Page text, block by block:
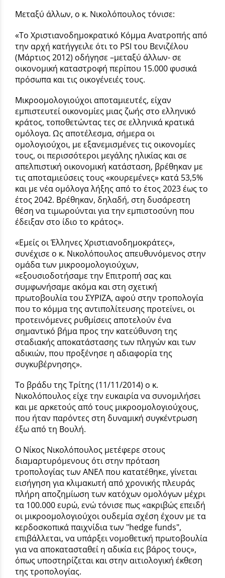
Μεταξύ άλλων, ο κ. Νικολόπουλος τόνισε:
«Το Χριστιανοδημοκρατικό Κόμμα Ανατροπής από
την αρχή κατήγγειλε ότι το PSI του Βενιζέλου
(Μάρτιος 2012) οδήγησε –μεταξύ άλλων- σε
οικονομική καταστροφή περίπου 15.000 φυσικά
πρόσωπα και τις οικογένειές τους.
Μικροομολογιούχοι αποταμιευτές, είχαν
εμπιστευτεί οικονομίες μιας ζωής στο ελληνικό
κράτος, τοποθετώντας τες σε ελληνικά κρατικά
ομόλογα. Ως αποτέλεσμα, σήμερα οι
ομολογιούχοι, με εξανεμισμένες τις οικονομίες
τους, οι περισσότεροι μεγάλης ηλικίας και σε
απελπιστική οικονομική κατάσταση, βρέθηκαν με
τις αποταμιεύσεις τους «κουρεμένες» κατά 53,5%
και με νέα ομόλογα λήξης από το έτος 2023 έως το
έτος 2042. Βρέθηκαν, δηλαδή, στη δυσάρεστη
θέση να τιμωρούνται για την εμπιστοσύνη που
έδειξαν στο ίδιο το κράτος».
«Εμείς οι Έλληνες Χριστιανοδημοκράτες»,
συνέχισε ο κ. Νικολόπουλος απευθυνόμενος στην
ομάδα των μικροομολογιούχων,
«εξουσιοδοτήσαμε την Επιτροπή σας και
συμφωνήσαμε ακόμα και στη σχετική
πρωτοβουλία του ΣΥΡΙΖΑ, αφού στην τροπολογία
που το κόμμα της αντιπολίτευσης προτείνει, οι
προτεινόμενες ρυθμίσεις αποτελούν ένα
σημαντικό βήμα προς την κατεύθυνση της
σταδιακής αποκατάστασης των πληγών και των
αδικιών, που προξένησε η αδιαφορία της
συγκυβέρνησης».
Το βράδυ της Τρίτης (11/11/2014) ο κ.
Νικολόπουλος είχε την ευκαιρία να συνομιλήσει
και με αρκετούς από τους μικροομολογιούχους,
που ήταν παρόντες στη δυναμική συγκέντρωση
έξω από τη Βουλή.
Ο Νίκος Νικολόπουλος μετέφερε στους
διαμαρτυρόμενους ότι στην πρόταση
τροπολογίας των ΑΝΕΛ που κατατέθηκε, γίνεται
εισήγηση για κλιμακωτή από χρονικής πλευράς
πλήρη αποζημίωση των κατόχων ομολόγων μέχρι
τα 100.000 ευρώ, ενώ τόνισε πως «ακριβώς επειδή
οι μικροομολογιούχοι ουδεμία σχέση έχουν με τα
κερδοσκοπικά παιχνίδια των "hedge funds",
επιβάλλεται, να υπάρξει νομοθετική πρωτοβουλία
για να αποκατασταθεί η αδικία εις βάρος τους»,
όπως υποστηρίζεται και στην αιτιολογική έκθεση
της τροπολογίας.